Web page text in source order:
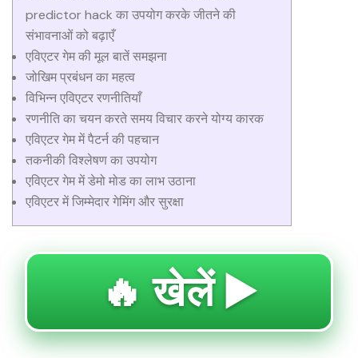
predictor hack का उपयोग करके जीतने की
संभावनाओं को बढ़ाएँ
एविएटर गेम की मूल बातें समझना
जोखिम प्रबंधन का महत्व
विभिन्न एविएटर रणनीतियाँ
रणनीति का चयन करते समय विचार करने योग्य कारक
एविएटर गेम में पैटर्न की पहचान
तकनीकी विश्लेषण का उपयोग
एविएटर गेम में डेमो मोड का लाभ उठाना
एविएटर में जिम्मेदार गेमिंग और सुरक्षा
🔥 खेलें ▶️